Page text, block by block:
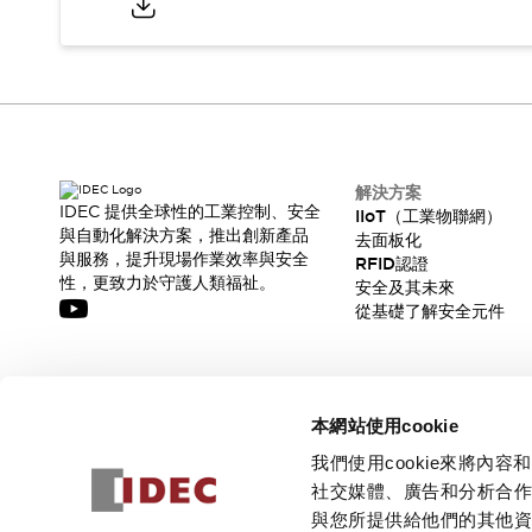
本網站使用cookie
我們使用cookie來將內容
社交媒體、廣告和分析合
與您所提供給他們的其他
IDEC 提供全球性的工業控制、安全
與自動化解決方案，推出創新產品
與服務，提升現場作業效率與安全
性，更致力於守護人類福祉。
解決方案
IIoT（工業物聯網）
去面板化
RFID認證
安全及其未來
從基礎了解安全元件
訂閱